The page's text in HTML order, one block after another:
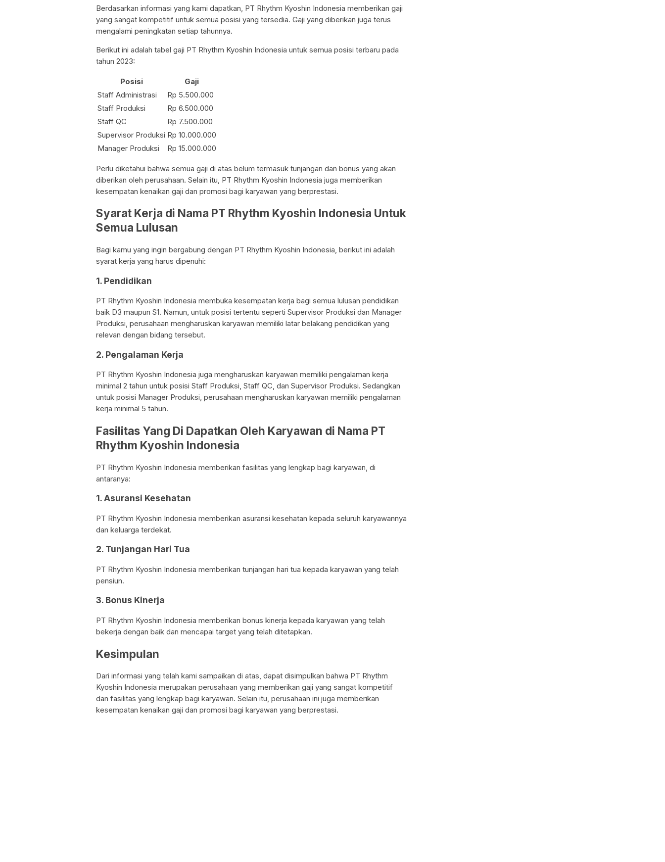
Berdasarkan informasi yang kami dapatkan, PT Rhythm Kyoshin Indonesia memberikan gaji
yang sangat kompetitif untuk semua posisi yang tersedia. Gaji yang diberikan juga terus
mengalami peningkatan setiap tahunnya.
Berikut ini adalah tabel gaji PT Rhythm Kyoshin Indonesia untuk semua posisi terbaru pada
tahun 2023:
Posisi
Gaji
Staff Administrasi
Rp 5.500.000
Staff Produksi
Rp 6.500.000
Staff QC
Rp 7.500.000
Supervisor Produksi Rp 10.000.000
Manager Produksi
Rp 15.000.000
Perlu diketahui bahwa semua gaji di atas belum termasuk tunjangan dan bonus yang akan
diberikan oleh perusahaan. Selain itu, PT Rhythm Kyoshin Indonesia juga memberikan
kesempatan kenaikan gaji dan promosi bagi karyawan yang berprestasi.
Syarat Kerja di Nama PT Rhythm Kyoshin Indonesia Untuk
Semua Lulusan
Bagi kamu yang ingin bergabung dengan PT Rhythm Kyoshin Indonesia, berikut ini adalah
syarat kerja yang harus dipenuhi:
1. Pendidikan
PT Rhythm Kyoshin Indonesia membuka kesempatan kerja bagi semua lulusan pendidikan
baik D3 maupun S1. Namun, untuk posisi tertentu seperti Supervisor Produksi dan Manager
Produksi, perusahaan mengharuskan karyawan memiliki latar belakang pendidikan yang
relevan dengan bidang tersebut.
2. Pengalaman Kerja
PT Rhythm Kyoshin Indonesia juga mengharuskan karyawan memiliki pengalaman kerja
minimal 2 tahun untuk posisi Staff Produksi, Staff QC, dan Supervisor Produksi. Sedangkan
untuk posisi Manager Produksi, perusahaan mengharuskan karyawan memiliki pengalaman
kerja minimal 5 tahun.
Fasilitas Yang Di Dapatkan Oleh Karyawan di Nama PT
Rhythm Kyoshin Indonesia
PT Rhythm Kyoshin Indonesia memberikan fasilitas yang lengkap bagi karyawan, di
antaranya:
1. Asuransi Kesehatan
PT Rhythm Kyoshin Indonesia memberikan asuransi kesehatan kepada seluruh karyawannya
dan keluarga terdekat.
2. Tunjangan Hari Tua
PT Rhythm Kyoshin Indonesia memberikan tunjangan hari tua kepada karyawan yang telah
pensiun.
3. Bonus Kinerja
PT Rhythm Kyoshin Indonesia memberikan bonus kinerja kepada karyawan yang telah
bekerja dengan baik dan mencapai target yang telah ditetapkan.
Kesimpulan
Dari informasi yang telah kami sampaikan di atas, dapat disimpulkan bahwa PT Rhythm
Kyoshin Indonesia merupakan perusahaan yang memberikan gaji yang sangat kompetitif
dan fasilitas yang lengkap bagi karyawan. Selain itu, perusahaan ini juga memberikan
kesempatan kenaikan gaji dan promosi bagi karyawan yang berprestasi.